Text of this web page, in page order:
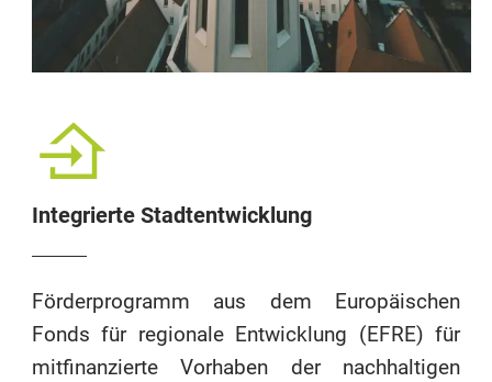
Integrierte Stadtentwicklung
Förderprogramm aus dem Europäischen
Fonds für regionale Entwicklung (EFRE) für
mitfinanzierte Vorhaben der nachhaltigen